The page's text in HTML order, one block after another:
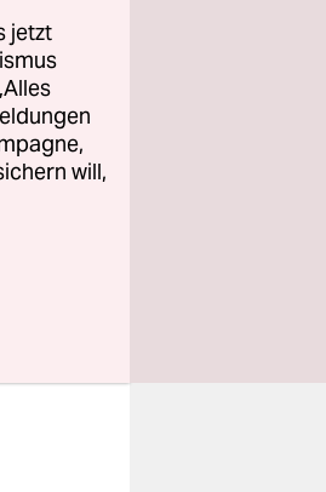
jetzt
will,